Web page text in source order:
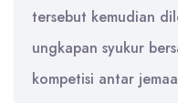
tersebut kemudian
ungkapan syukur
kompetisi antar